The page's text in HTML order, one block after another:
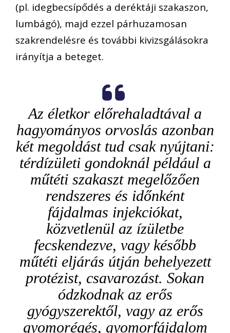
(pl. idegbecsípődés a deréktáji szakaszon,
lumbágó), majd ezzel párhuzamosan
szakrendelésre és további kivizsgálásokra
irányítja a beteget.
Az életkor előrehaladtával a
hagyományos orvoslás azonban
két megoldást tud csak nyújtani:
térdízületi gondoknál például a
műtéti szakaszt megelőzően
rendszeres és időnként
fájdalmas injekciókat,
közvetlenül az ízületbe
fecskendezve, vagy később
műtéti eljárás útján behelyezett
protézist, csavarozást. Sokan
ódzkodnak az erős
gyógyszerektől, vagy az erős
gyomorégés, gyomorfájdalom